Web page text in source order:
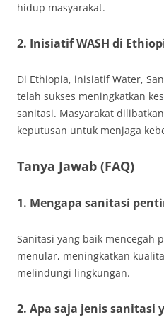
hidup masyarakat.
2. Inisiatif WASH di
Di Ethiopia, inisiatif Water,
telah sukses meningkatkan
sanitasi. Masyarakat
keputusan untuk menjaga
Tanya Jawab (FAQ)
1. Mengapa sanitasi
Sanitasi yang baik mencegah
menular, meningkatkan
melindungi lingkungan.
2. Apa saja jenis sanitasi